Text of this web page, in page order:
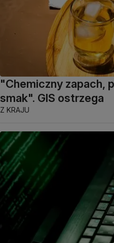
"Chemiczny zapach,
smak". GIS ostrzega
Z KRAJU